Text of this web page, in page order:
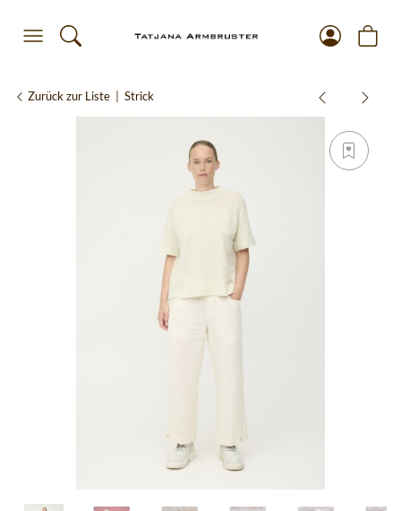
Zurück zur Liste Strick